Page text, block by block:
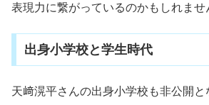
表現力に繋がっているのかもしれませ
出身小学校と学生時代
天﨑滉平さんの出身小学校も非公開と